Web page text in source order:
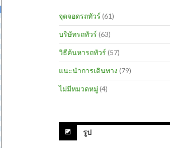
จุดจอดรถทัวร์ (61)
บริษัทรถทัวร์ (63)
วิธีค้นหารถทัวร์ (57)
แนะนำการเดินทาง (79)
ไม่มีหมวดหมู่ (4)
รูป